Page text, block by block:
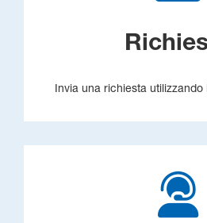
Invia una richiesta utilizzando